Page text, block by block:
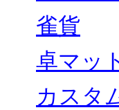
雀貨
卓マッ
カスタ